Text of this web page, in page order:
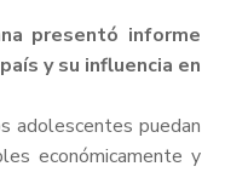
presentó informe
y su influencia en
adolescentes puedan
económicamente y